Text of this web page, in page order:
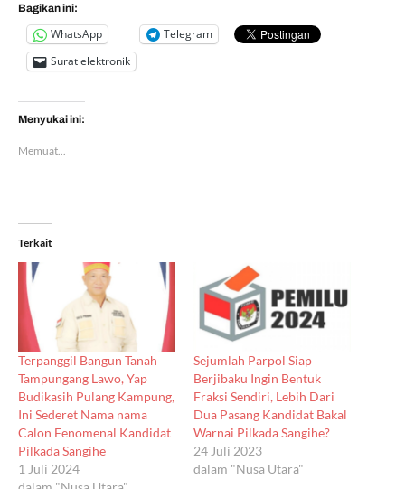
Bagikan ini:
WhatsApp
Telegram
Surat elektronik
Menyukai ini:
Memuat...
Terkait
Terpanggil Bangun Tanah
Tampungang Lawo, Yap
Budikasih Pulang Kampung,
Ini Sederet Nama nama
Calon Fenomenal Kandidat
Pilkada Sangihe
1 Juli 2024
Sejumlah Parpol Siap
Berjibaku Ingin Bentuk
Fraksi Sendiri, Lebih Dari
Dua Pasang Kandidat Bakal
Warnai Pilkada Sangihe?
24 Juli 2023
dalam "Nusa Utara"